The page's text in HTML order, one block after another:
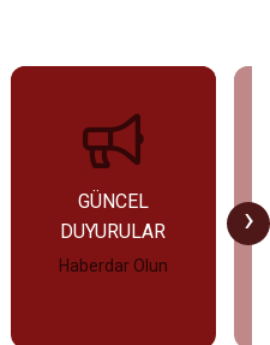
›
GÜNCEL
DUYURULAR
Haberdar Olun